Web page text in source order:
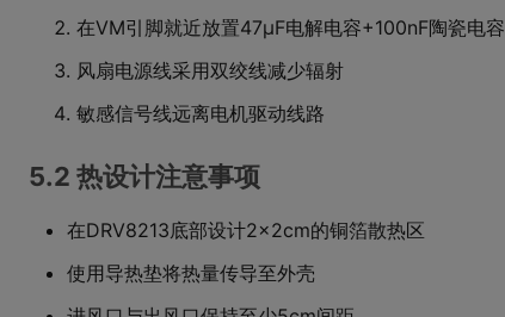
在VM引脚就近放置47μF电解电容+100nF陶瓷电容
风扇电源线采用双绞线减少辐射
敏感信号线远离电机驱动线路
5.2 热设计注意事项
在DRV8213底部设计2×2cm的铜箔散热区
使用导热垫将热量传导至外壳